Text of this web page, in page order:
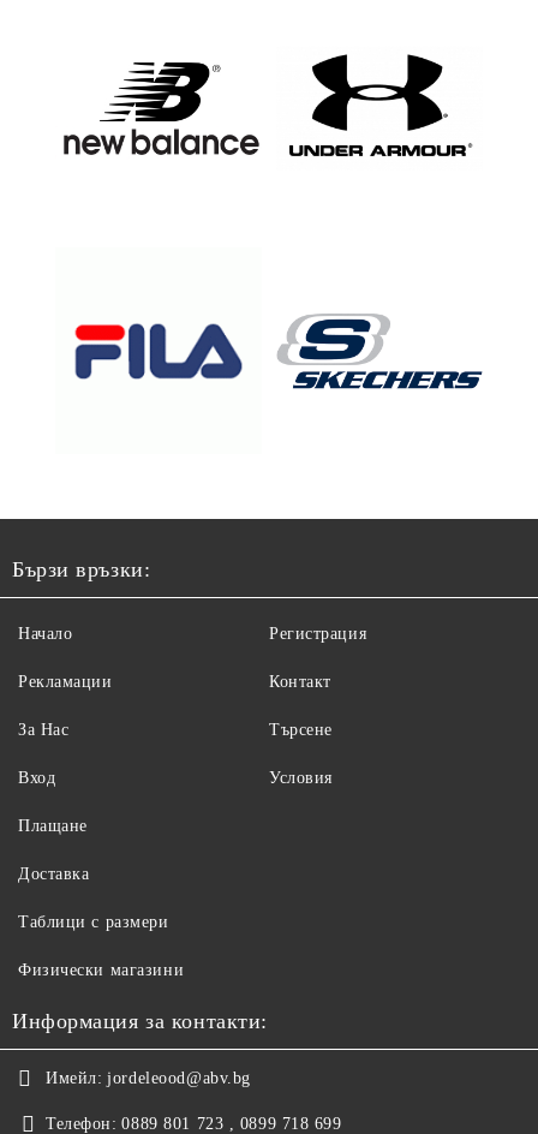
Бързи връзки:
Начало
Рекламации
За Нас
Вход
Регистрация
Контакт
Търсене
Условия
Плащане
Доставка
Таблици с размери
Физически магазини
Информация за контакти:
Имейл: jordeleood@abv.bg
Телефон: 0889 801 723 , 0899 718 699